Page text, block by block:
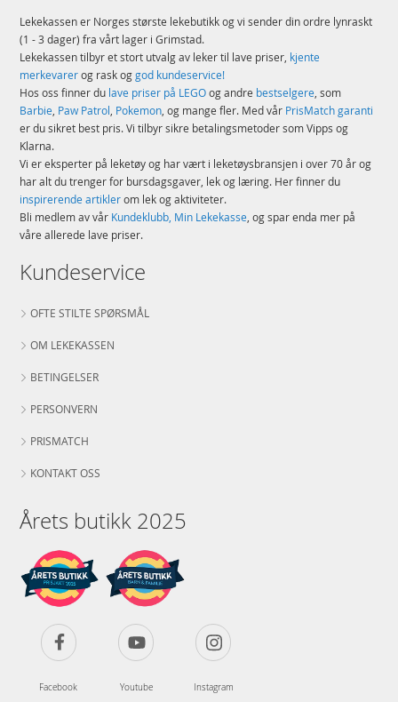
Lekekassen er Norges største lekebutikk og vi sender din ordre lynraskt
(1 - 3 dager) fra vårt lager i Grimstad.
Lekekassen tilbyr et stort utvalg av leker til lave priser, kjente
merkevarerog rask oggod kundeservice!
Hos oss finner du lave priser på LEGOog andre bestselgere, som
Barbie, Paw Patrol, Pokemon, og mange fler. Med vår PrisMatch garanti
er du sikret best pris. Vi tilbyr sikre betalingsmetoder som Vipps og
Klarna.
Vi er eksperter på leketøy og har vært i leketøysbransjen i over 70 år og
har alt du trenger for bursdagsgaver, lek og læring. Her finner du
inspirerende artiklerom lek og aktiviteter.
Bli medlem av vår Kundeklubb, Min Lekekasse, og spar enda mer på
våre allerede lave priser.
Kundeservice
OFTE STILTE SPØRSMÅL
OM LEKEKASSEN
BETINGELSER
PERSONVERN
PRISMATCH
KONTAKT OSS
Årets butikk 2025
Facebook Youtube Instagram